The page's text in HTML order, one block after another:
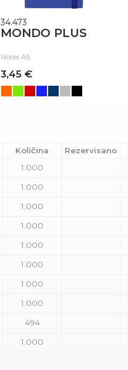
34.473
MONDO PLUS
Notes A5
3,45 €
Količina Rezervisano
1.000
1.000
1.000
1.000
1.000
1.000
1.000
1.000
494
1.000